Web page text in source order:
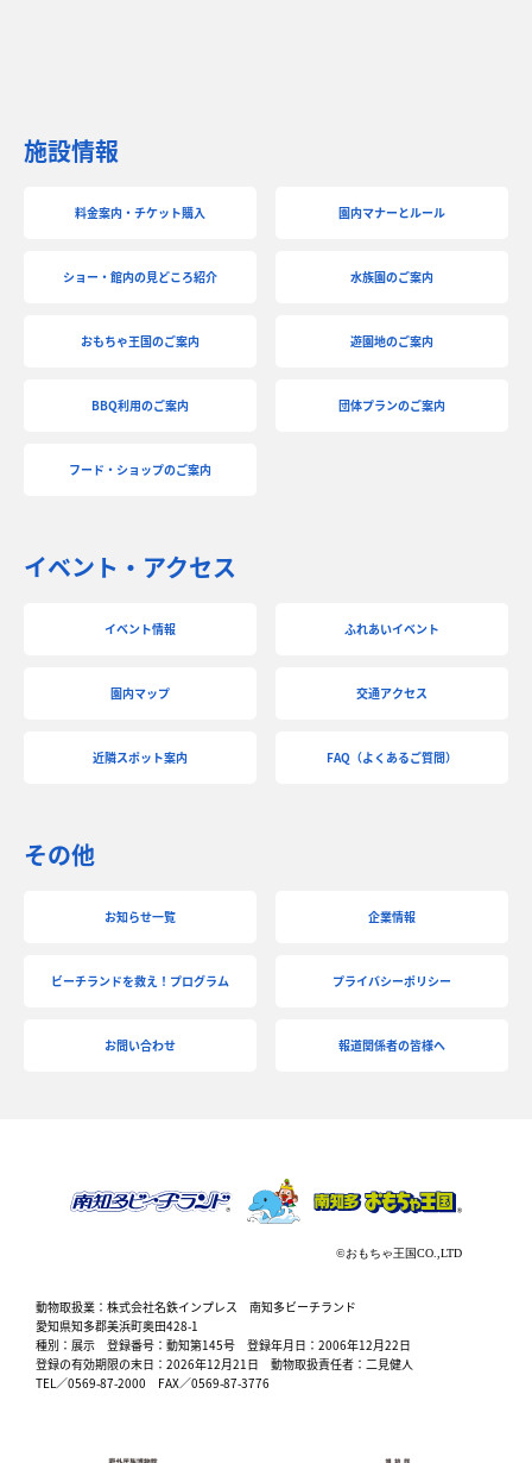
施設情報
料金案内・チケット購入 園内マナーとルール
ショー・館内の見どころ紹介 水族園のご案内
おもちゃ王国のご案内 遊園地のご案内
BBQ利用のご案内 団体プランのご案内
フード・ショップのご案内
イベント・アクセス
イベント情報 ふれあいイベント
園内マップ 交通アクセス
近隣スポット案内 FAQ（よくあるご質問）
その他
お知らせ一覧 企業情報
ビーチランドを救え！プログラム プライバシーポリシー
お問い合わせ 報道関係者の皆様へ
動物取扱業：株式会社名鉄インプレス 南知多ビーチランド
愛知県知多郡美浜町奥田428-1
種別：展示 登録番号：動知第145号 登録年月日：2006年12月22日
登録の有効期限の末日：2026年12月21日 動物取扱責任者：二見健人
TEL／0569-87-2000 FAX／0569-87-3776